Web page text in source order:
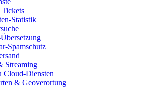
Tickets
Statistik
Spamschutz
Streaming
Cloud-Diensten
& Geoverortung